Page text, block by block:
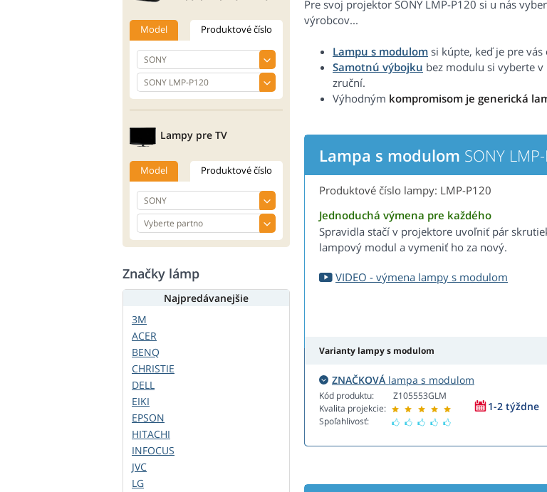
Pre svoj projektor SONY LMP-P120 si u nás
výrobcov...
Lampu s modulom si kúpte, keď je pre
Samotnú výbojku bez modulu si vyberte
zruční.
Výhodným kompromisom je generická
Lampa s modulom SONY
Produktové číslo lampy: LMP-P120
Jednoduchá výmena pre každého
Spravidla stačí v projektore uvoľniť pár
lampový modul a vymeniť ho za nový.
VIDEO - výmena lampy s modulom
Varianty lampy s modulom
ZNAČKOVÁ lampa s modulom
Kód produktu:
Kvalita projekcie:
Spoľahlivosť:
Z105553GLM
1-2 týždne
Model Produktové číslo
Lampy pre TV
Model Produktové číslo
Značky lámp
Najpredávanejšie
3M
ACER
BENQ
CHRISTIE
DELL
EIKI
EPSON
HITACHI
INFOCUS
JVC
LG